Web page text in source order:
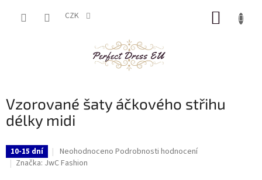
CZK
Vzorované šaty áčkového střihu
délky midi
10-15 dní
Průměrné
hodnocení
Neohodnoceno Podrobnosti hodnocení
Značka: JwC Fashion